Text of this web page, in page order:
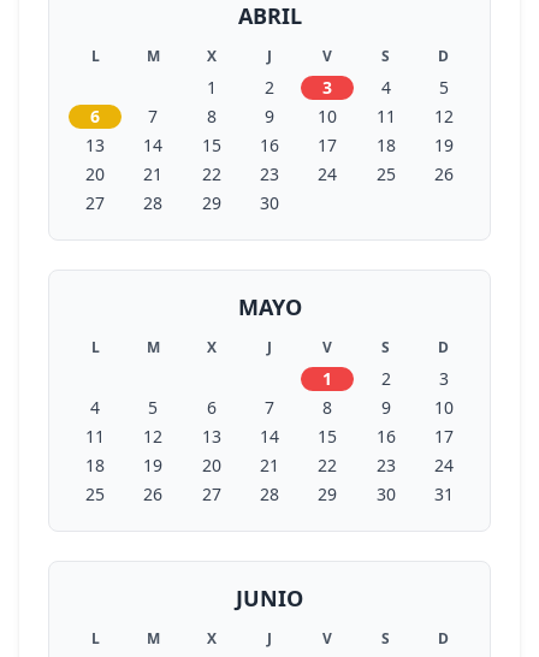
ABRIL
L M X J V S D
1 2 3 4
5
6
7 8 9 10 11
12
13
14 15 16 17 18
19
20
21 22 23 24 25
26
27
28 29 30
MAYO
L M X J V S D
1 2
3
4
5 6 7 8 9
10
11
12 13 14 15 16
17
18
19 20 21 22 23
24
25
26 27 28 29 30 31
JUNIO
L M X J V S D